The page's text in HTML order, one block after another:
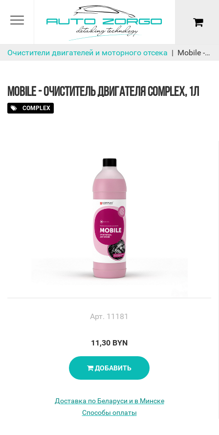
Очистители двигателей и моторного отсека Mobile - очиститель двигателя Complex, 1л
MOBILE - ОЧИСТИТЕЛЬ ДВИГАТЕЛЯ COMPLEX, 1Л
COMPLEX
Арт. 11181
11,30 BYN
ДОБАВИТЬ
Доставка по Беларуси и в Минске
Способы оплаты